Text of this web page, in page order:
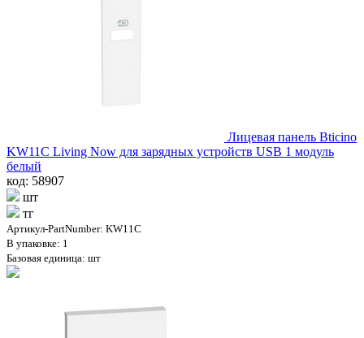
Лицевая панель Bticino
KW11C Living Now для зарядных устройств USB 1 модуль
белый
код: 58907
шт
тг
Артикул-PartNumber: KW11C
В упаковке: 1
Базовая единица: шт